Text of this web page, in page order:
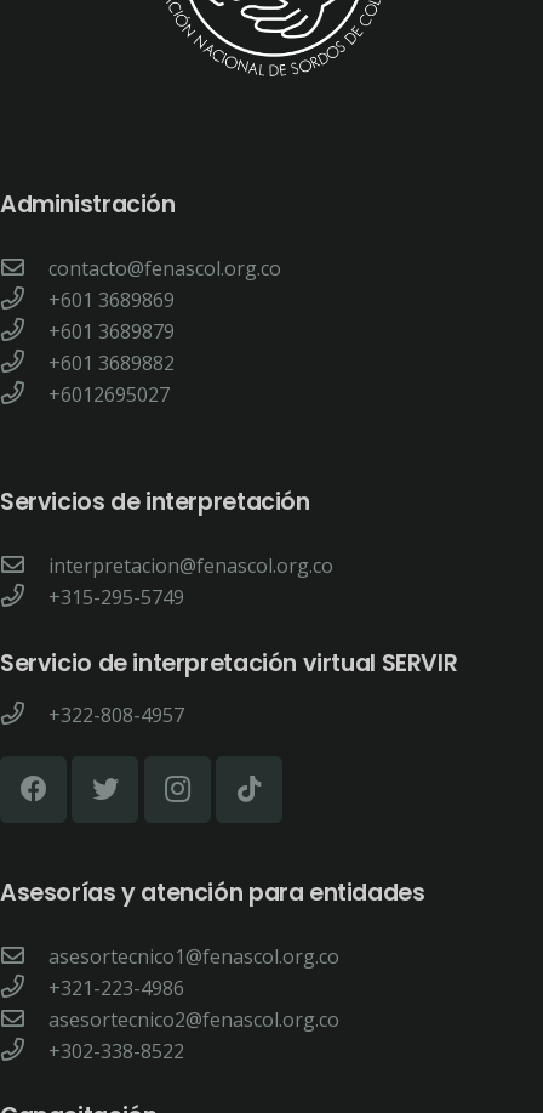
Administración
contacto@fenascol.org.co
+601 3689869
+601 3689879
+601 3689882
+6012695027
Servicios de interpretación
interpretacion@fenascol.org.co
+315-295-5749
Servicio de interpretación virtual SERVIR
+322-808-4957
Asesorías y atención para entidades
asesortecnico1@fenascol.org.co
+321-223-4986
asesortecnico2@fenascol.org.co
+302-338-8522